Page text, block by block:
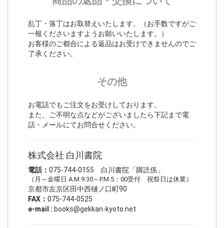
乱丁・落丁はお取替えいたします。（お手数ですがご
一報くださいますようお願いいたします。）
お客様のご都合による返品はお受けできませんのでご
了承ください。
その他
お電話でもご注文をお受けしております。
また、ご不明な点などがございましたら下記まで電
話・メールにてお問合せください。
株式会社 白川書院
電話： 075-744-0155 白川書院「購読係」
（月～金曜日 A.M.9:30～P.M.5：00受付 祝祭日は休業）
京都市左京区田中西樋ノ口町90
FAX： 075-744-0525
e-mail : books@gekkan-kyoto.net